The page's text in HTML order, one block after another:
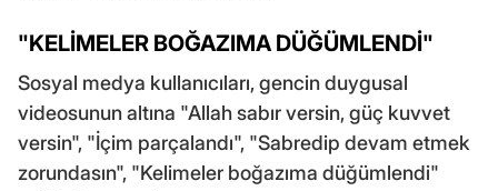
"KELİMELER BOĞAZIMA DÜĞÜMLENDİ"
Sosyal medya kullanıcıları, gencin duygusal
videosunun altına "Allah sabır versin, güç kuvvet
versin", "İçim parçalandı", "Sabredip devam etmek
zorundasın", "Kelimeler boğazıma düğümlendi"